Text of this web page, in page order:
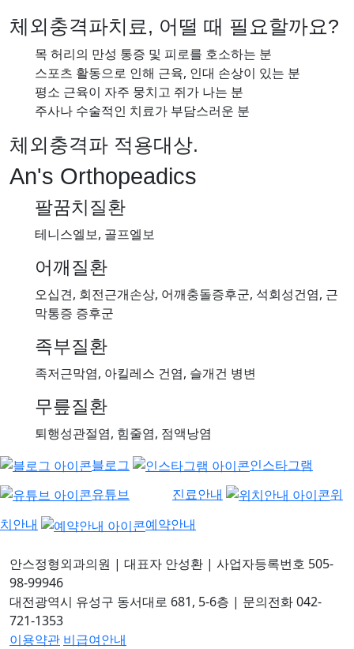
체외충격파치료, 어떨 때 필요할까요?
목 허리의 만성 통증 및 피로를 호소하는 분
스포츠 활동으로 인해 근육, 인대 손상이 있는 분
평소 근육이 자주 뭉치고 쥐가 나는 분
주사나 수술적인 치료가 부담스러운 분
체외충격파 적용대상.
An's Orthopeadics
팔꿈치질환
테니스엘보, 골프엘보
어깨질환
오십견, 회전근개손상, 어깨충돌증후군, 석회성건염, 근
막통증 증후군
족부질환
족저근막염, 아킬레스 건염, 슬개건 병변
무릎질환
퇴행성관절염, 힘줄염, 점액낭염
블로그
인스타그램
유튜브
진료안내
위
치안내
예약안내
안스정형외과의원 | 대표자 안성환 | 사업자등록번호 505-
98-99946
대전광역시 유성구 동서대로 681, 5-6층 | 문의전화 042-
721-1353
이용약관 비급여안내